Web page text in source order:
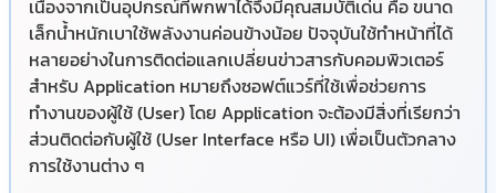
เนื่องจากเป็นอุปกรณ์ที่พกพาได้จึงมีคุณสมบัติเด่น คือ ขนาด
เล็กน้ำหนักเบาใช้พลังงานค่อนข้างน้อย ปัจจุบันใช้ทำหน้าที่ได้
หลายอย่างในการติดต่อแลกเปลี่ยนข่าวสารกับคอมพิวเตอร์
สำหรับ Application หมายถึงซอฟต์แวร์ที่ใช้เพื่อช่วยการ
ทำงานของผู้ใช้ (User) โดย Application จะต้องมีสิ่งที่เรียกว่า
ส่วนติดต่อกับผู้ใช้ (User Interface หรือ UI) เพื่อเป็นตัวกลาง
การใช้งานต่าง ๆ